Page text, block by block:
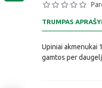
TRUMPAS
Upiniai akmenukai
gamtos per